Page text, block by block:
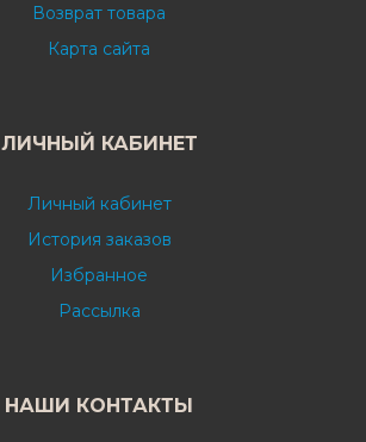
Возврат товара
Карта сайта
ЛИЧНЫЙ КАБИНЕТ
Личный кабинет
История заказов
Избранное
Рассылка
НАШИ КОНТАКТЫ